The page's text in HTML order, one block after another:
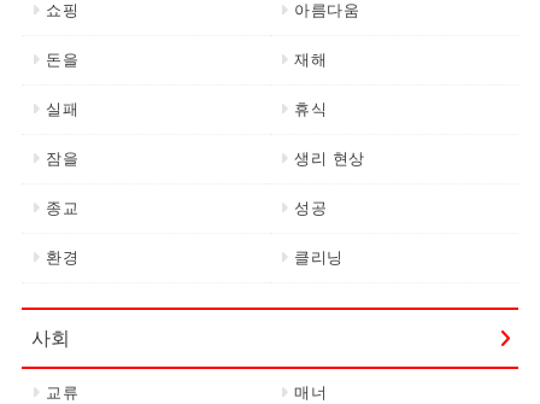
쇼핑 아름다움
돈을 재해
실패 휴식
잠을 생리 현상
종교 성공
환경 클리닝
사회
교류 매너